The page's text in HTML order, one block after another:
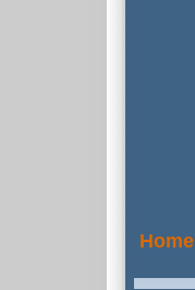
Home